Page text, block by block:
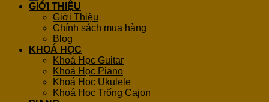
GIỚI THIỆU
Giới Thiệu
Chính sách mua hàng
Blog
KHOÁ HỌC
Khoá Học Guitar
Khoá Học Piano
Khoá Học Ukulele
Khoá Học Trống Cajon